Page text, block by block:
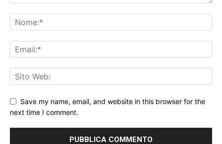
Save my name, email, and website in this browser for the
next time I comment.